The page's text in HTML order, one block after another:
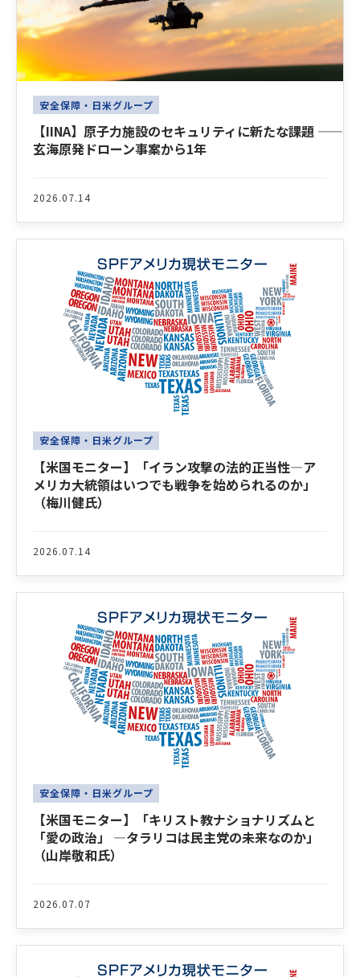
安全保障・日米グループ
【IINA】原子力施設のセキュリティに新たな課題 ――
玄海原発ドローン事案から1年
2026.07.14
安全保障・日米グループ
【米国モニター】「イラン攻撃の法的正当性―ア
メリカ大統領はいつでも戦争を始められるのか」
（梅川健氏）
2026.07.14
安全保障・日米グループ
【米国モニター】「キリスト教ナショナリズムと
「愛の政治」 ―タラリコは民主党の未来なのか」
（山岸敬和氏）
2026.07.07